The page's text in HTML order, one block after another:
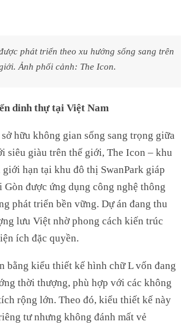
phát triển theo xu hướng sống sang trên
Ảnh phối cảnh: The Icon.
dinh thự tại Việt Nam
hữu không gian sống sang trọng giữa
siêu giàu trên thế giới, The Icon – khu
hạn tại khu đô thị SwanPark giáp
Gòn được ứng dụng công nghệ thông
phát triển bền vững. Dự án đang thu
lưu Việt nhờ phong cách kiến trúc
ích đặc quyền.
bằng kiểu thiết kế hình chữ L vốn đang
thời thượng, phù hợp với các không
rộng lớn. Theo đó, kiểu thiết kế này
tư nhưng không đánh mất vẻ